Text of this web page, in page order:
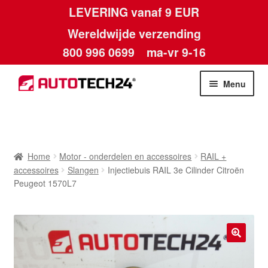
LEVERING vanaf 9 EUR
Wereldwijde verzending
800 996 0699 ma-vr 9-16
Ga
door
Ga
naar
Menu
Algemene voorwaarden
Betalingen
Contact
Home Motor - onderdelen en accessoires
RAIL +
accessoires
Slangen
Injectiebuis RAIL 3e Cilinder Citroën
Peugeot 1570L7